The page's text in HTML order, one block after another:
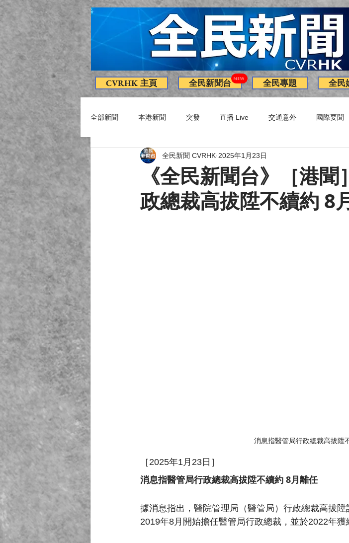
CVRHK 主頁 全民新聞台 全民專題 全民
NEW
全部新聞 本港新聞 突發 直播 Live 交通意外 國際要聞
專題 影片 訪問 獨家
《全民新聞台》［港
政總裁高拔陞不續約 8
全民新聞 CVRHK 2025年1月23日
消息指醫管局行政總裁高拔陞
［2025年1月23日］
消息指醫管局行政總裁高拔陞不續約 8月離任
據消息指出，醫院管理局（醫管局）行政總裁高拔
2019年8月開始擔任醫管局行政總裁，並於2022年獲